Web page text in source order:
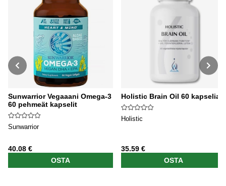
Sunwarrior Vegaaani Omega-3
60 pehmeät kapselit
Sunwarrior
40.08 €
OSTA
Holistic Brain Oil 60 kapselia
Holistic
35.59 €
OSTA